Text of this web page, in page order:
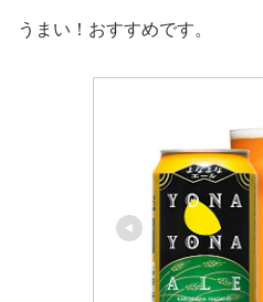
うまい！おすすめです。